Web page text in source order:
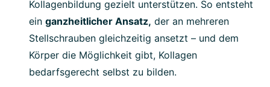
Kollagenbildung gezielt unterstützen. So entsteht
ein ganzheitlicher Ansatz, der an mehreren
Stellschrauben gleichzeitig ansetzt – und dem
Körper die Möglichkeit gibt, Kollagen
bedarfsgerecht selbst zu bilden.